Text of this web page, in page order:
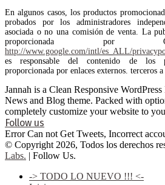
En algunos casos, los productos
probados por los administradores
asociada o no una comisión de venta. La
proporcionada por
http://www.google.com/intl/es_ALL/
es responsable del contenido de los
proporcionada por enlaces externos. terceros a
Jannah is a Clean Responsive
News and Blog theme. Packed with
completely customize your website to
Follow us
Error Can not Get Tweets, Incorrect
© Copyright 2026, Todos los derechos
Labs. | Follow Us.
-> TODO LO NUEVO !!! <-